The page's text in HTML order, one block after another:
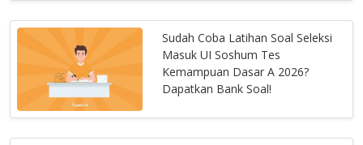
Sudah Coba Latihan Soal Seleksi
Masuk UI Soshum Tes
Kemampuan Dasar A 2026?
Dapatkan Bank Soal!